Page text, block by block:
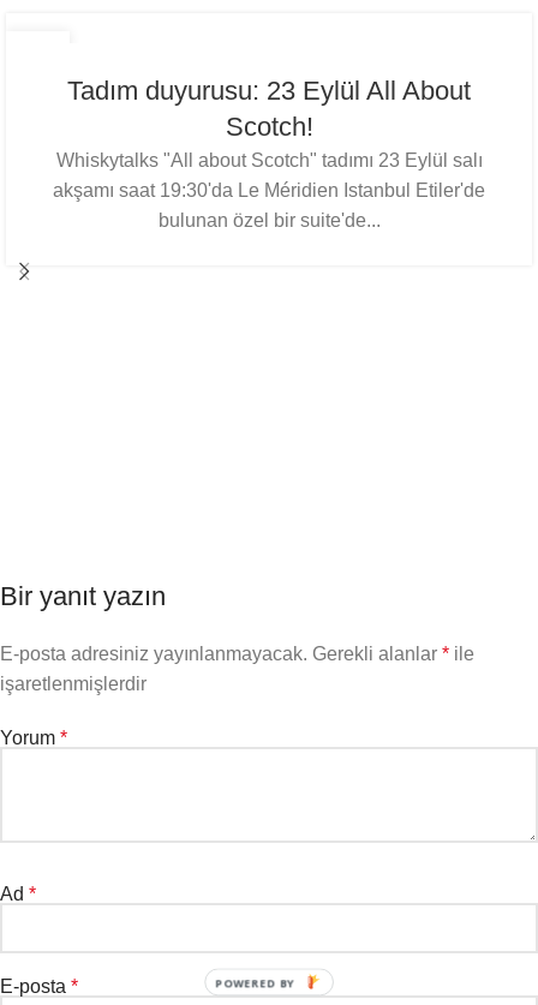
Tadım duyurusu: 23 Eylül All About
Scotch!
Whiskytalks "All about Scotch" tadımı 23 Eylül salı
akşamı saat 19:30'da Le Méridien Istanbul Etiler'de
bulunan özel bir suite'de...
Bir yanıt yazın
E-posta adresiniz yayınlanmayacak. Gerekli alanlar * ile
işaretlenmişlerdir
Yorum *
Ad *
E-posta * POWERED BY